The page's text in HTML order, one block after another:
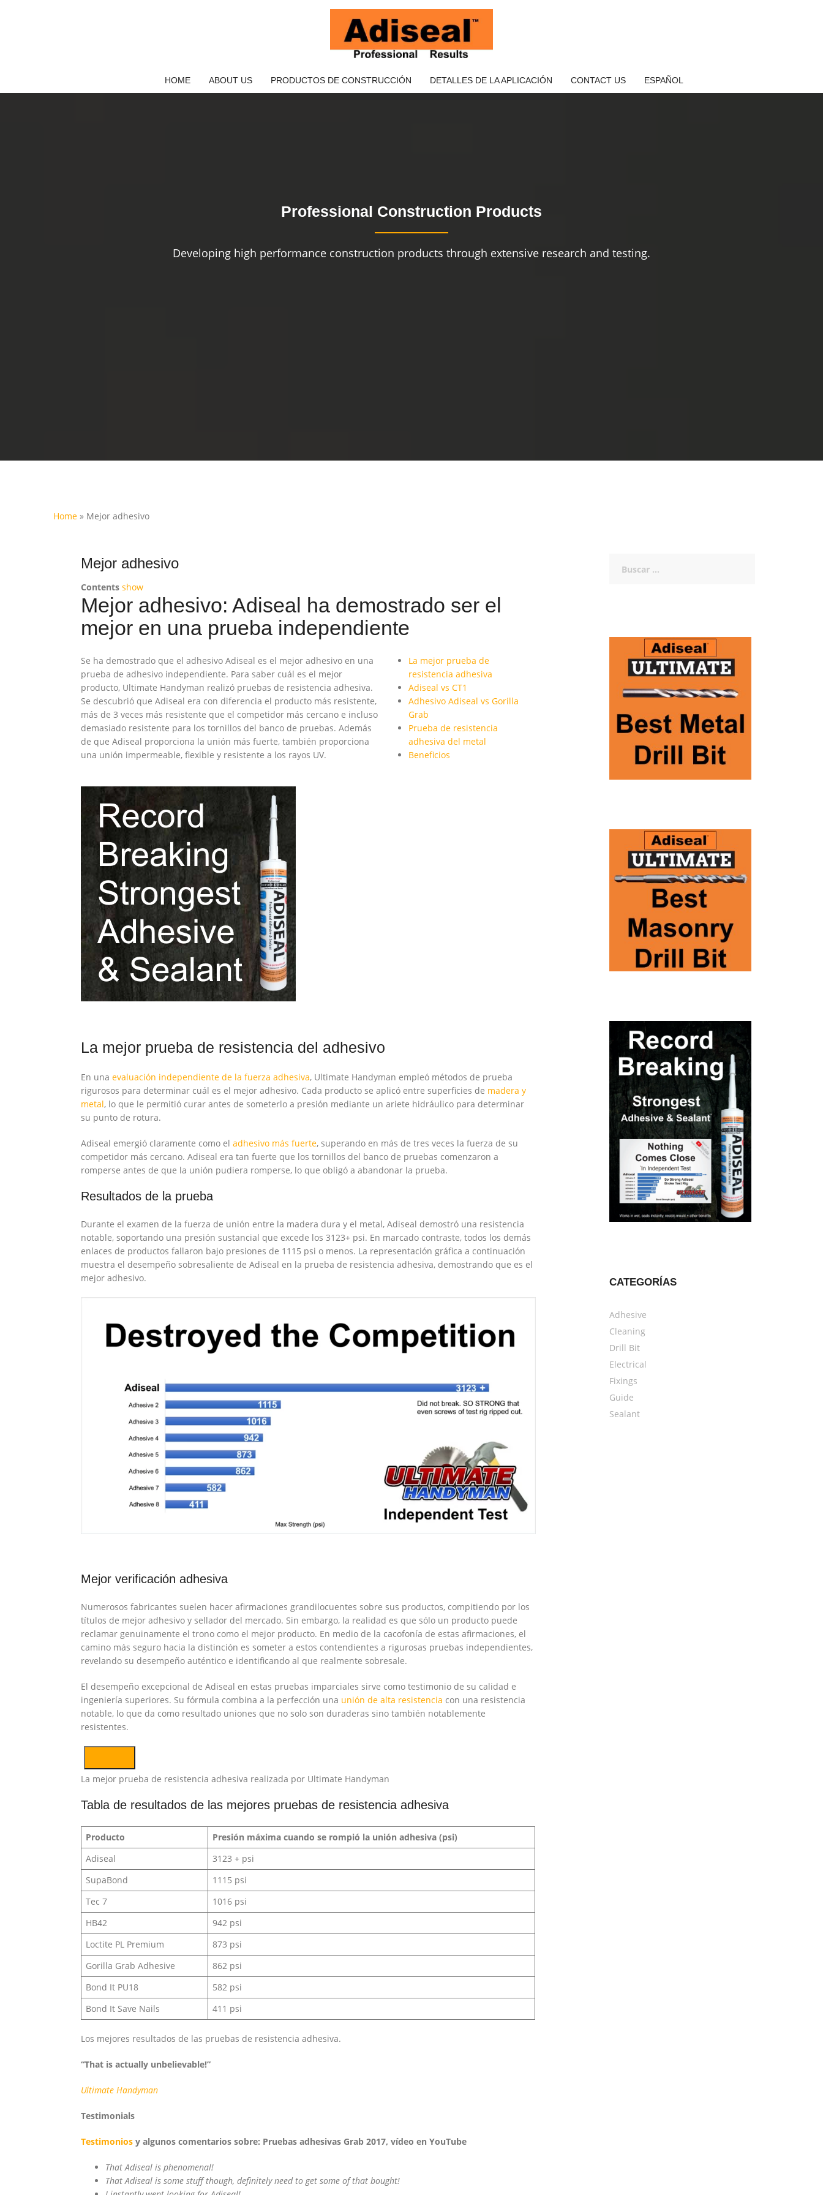
HOME ABOUT US PRODUCTOS DE CONSTRUCCIÓN DETALLES DE LA APLICACIÓN CONTACT US ESPAÑOL
Professional Construction Products
Developing high performance construction products through extensive research and testing.
Home » Mejor adhesivo
Mejor adhesivo
Contents show
Mejor adhesivo: Adiseal ha demostrado ser el
mejor en una prueba independiente
Se ha demostrado que el adhesivo Adiseal es el mejor adhesivo en una
prueba de adhesivo independiente. Para saber cuál es el mejor
producto, Ultimate Handyman realizó pruebas de resistencia adhesiva.
Se descubrió que Adiseal era con diferencia el producto más resistente,
más de 3 veces más resistente que el competidor más cercano e incluso
demasiado resistente para los tornillos del banco de pruebas. Además
de que Adiseal proporciona la unión más fuerte, también proporciona
una unión impermeable, flexible y resistente a los rayos UV.
La mejor prueba de
resistencia adhesiva
Adiseal vs CT1
Adhesivo Adiseal vs Gorilla
Grab
Prueba de resistencia
adhesiva del metal
Beneficios
La mejor prueba de resistencia del adhesivo
En una evaluación independiente de la fuerza adhesiva, Ultimate Handyman empleó métodos de prueba
rigurosos para determinar cuál es el mejor adhesivo. Cada producto se aplicó entre superficies de madera y
metal, lo que le permitió curar antes de someterlo a presión mediante un ariete hidráulico para determinar
su punto de rotura.
Adiseal emergió claramente como el adhesivo más fuerte, superando en más de tres veces la fuerza de su
competidor más cercano. Adiseal era tan fuerte que los tornillos del banco de pruebas comenzaron a
romperse antes de que la unión pudiera romperse, lo que obligó a abandonar la prueba.
Resultados de la prueba
Durante el examen de la fuerza de unión entre la madera dura y el metal, Adiseal demostró una resistencia
notable, soportando una presión sustancial que excede los 3123+ psi. En marcado contraste, todos los demás
enlaces de productos fallaron bajo presiones de 1115 psi o menos. La representación gráfica a continuación
muestra el desempeño sobresaliente de Adiseal en la prueba de resistencia adhesiva, demostrando que es el
mejor adhesivo.
Mejor verificación adhesiva
Numerosos fabricantes suelen hacer afirmaciones grandilocuentes sobre sus productos, compitiendo por los
títulos de mejor adhesivo y sellador del mercado. Sin embargo, la realidad es que sólo un producto puede
reclamar genuinamente el trono como el mejor producto. En medio de la cacofonía de estas afirmaciones, el
camino más seguro hacia la distinción es someter a estos contendientes a rigurosas pruebas independientes,
revelando su desempeño auténtico e identificando al que realmente sobresale.
El desempeño excepcional de Adiseal en estas pruebas imparciales sirve como testimonio de su calidad e
ingeniería superiores. Su fórmula combina a la perfección una unión de alta resistencia con una resistencia
notable, lo que da como resultado uniones que no solo son duraderas sino también notablemente
resistentes.
La mejor prueba de resistencia adhesiva realizada por Ultimate Handyman
Tabla de resultados de las mejores pruebas de resistencia adhesiva
Producto
Presión máxima cuando se rompió la unión adhesiva (psi)
Adiseal
3123 + psi
SupaBond
1115 psi
Tec 7
1016 psi
HB42
942 psi
Loctite PL Premium
873 psi
Gorilla Grab Adhesive
862 psi
Bond It PU18
582 psi
Bond It Save Nails
411 psi
Los mejores resultados de las pruebas de resistencia adhesiva.
“That is actually unbelievable!”
Ultimate Handyman
Testimonials
Testimonios y algunos comentarios sobre: Pruebas adhesivas Grab 2017, vídeo en YouTube
That Adiseal is phenomenal!
That Adiseal is some stuff though, definitely need to get some of that bought!
CATEGORÍAS
Adhesive
Cleaning
Drill Bit
Electrical
Fixings
Guide
Sealant